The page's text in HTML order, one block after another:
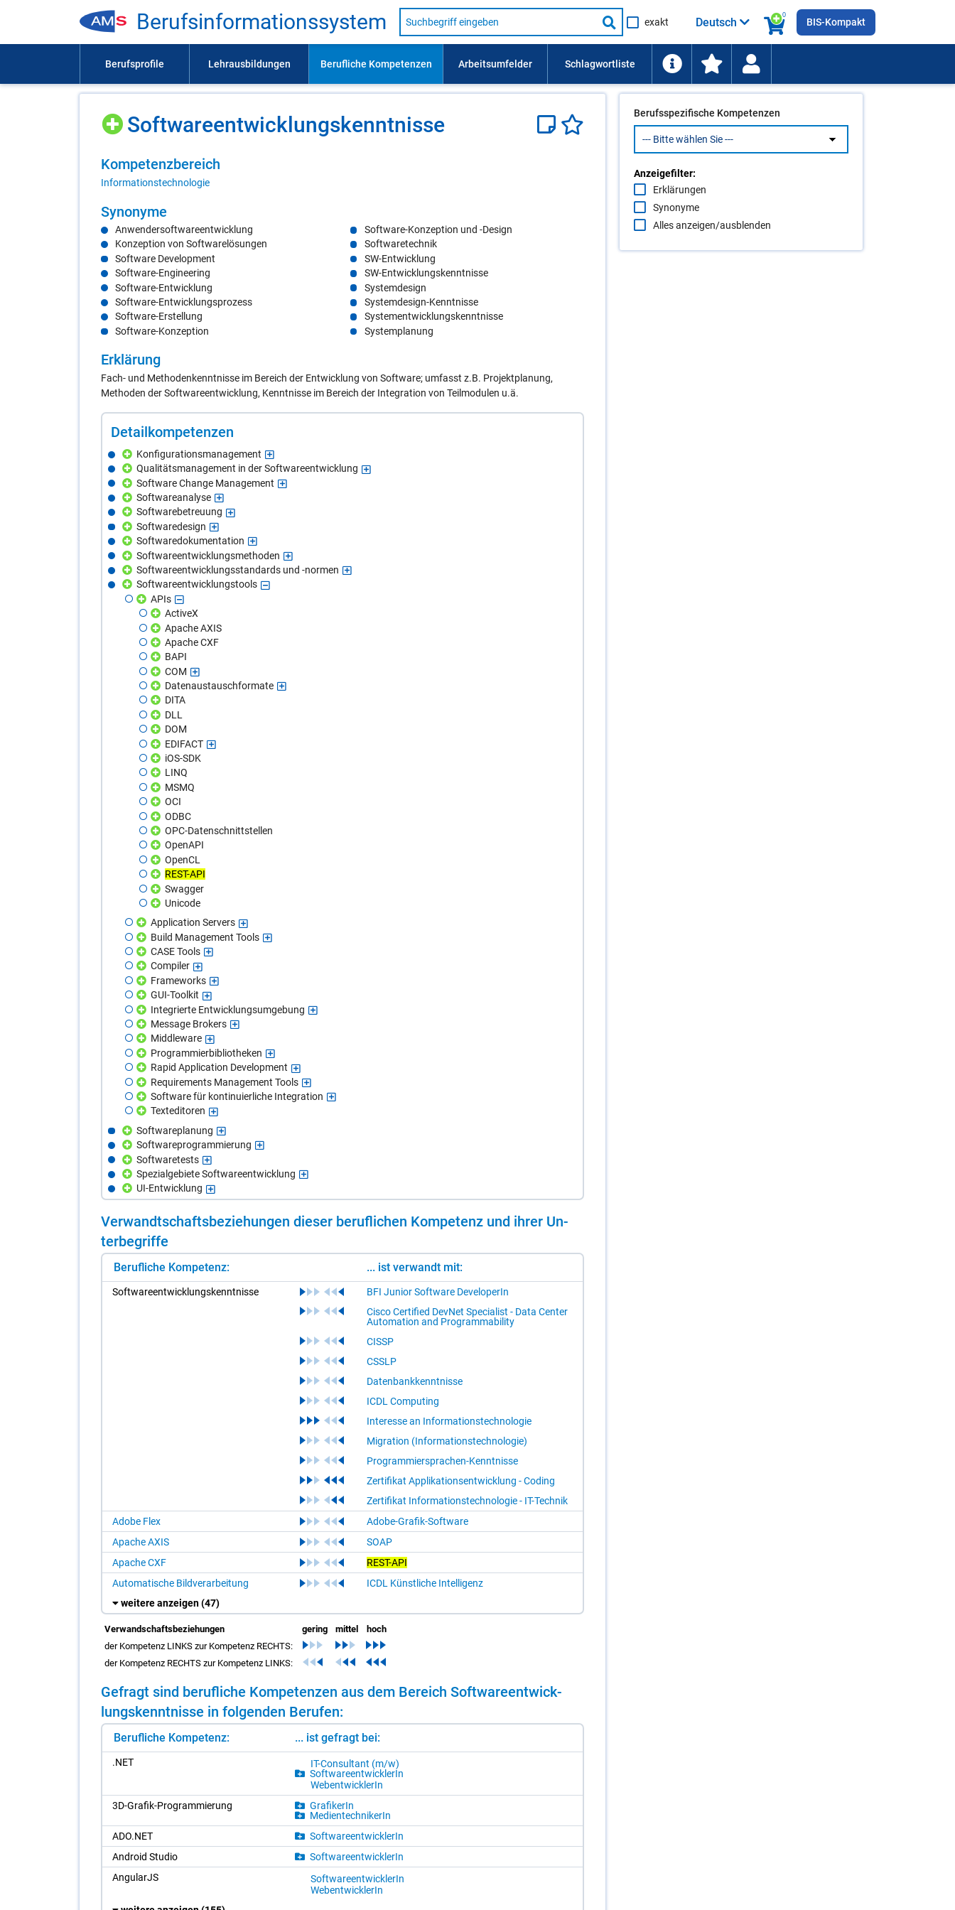
Be­rufs­in­for­ma­ti­ons­sys­tem
Suche
nach
Lehrausbildung,
usw.
Suche
starten
exakt
0
Deutsch BIS-Kompakt
Soft­ware­ent­wick­lungs­kennt­nis­se
Kom­pe­tenz­be­reich
Informationstechnologie
Syn­ony­me
Anwendersoftwareentwicklung
Konzeption von Softwarelösungen
Software Development
Software-Engineering
Software-Entwicklung
Software-Entwicklungsprozess
Software-Erstellung
Software-Konzeption
Software-Konzeption und -Design
Softwaretechnik
SW-Entwicklung
SW-Entwicklungskenntnisse
Systemdesign
Systemdesign-Kenntnisse
Systementwicklungskenntnisse
Systemplanung
Er­klä­rung
Fach- und Methodenkenntnisse im Bereich der Entwicklung von Software; umfasst z.B. Projektplanung,
Methoden der Softwareentwicklung, Kenntnisse im Bereich der Integration von Teilmodulen u.ä.
De­tail­kom­pe­ten­zen
Konfigurationsmanagement
Qualitätsmanagement in der Softwareentwicklung
Software Change Management
Softwareanalyse
Softwarebetreuung
Softwaredesign
Softwaredokumentation
Softwareentwicklungsmethoden
Softwareentwicklungsstandards und -normen
Softwareentwicklungstools
APIs
ActiveX
Apache AXIS
Apache CXF
BAPI
COM
Datenaustauschformate
DITA
DLL
DOM
EDIFACT
iOS-SDK
LINQ
MSMQ
OCI
ODBC
OPC-Datenschnittstellen
OpenAPI
OpenCL
REST-API
Swagger
Unicode
Application Servers
Build Management Tools
CASE Tools
Compiler
Frameworks
GUI-Toolkit
Integrierte Entwicklungsumgebung
Message Brokers
Middleware
Programmierbibliotheken
Rapid Application Development
Requirements Management Tools
Software für kontinuierliche Integration
Texteditoren
Softwareplanung
Softwareprogrammierung
Softwaretests
Spezialgebiete Softwareentwicklung
UI-Entwicklung
Ver­wandt­schafts­be­zie­hun­gen die­ser be­ruf­li­chen Kom­pe­tenz und ih­rer Un­
ter­be­grif­fe
Berufliche Kompetenz: ... ist verwandt mit:
Soft­ware­ent­wick­lungs­kennt­nis­se
BFI Junior Software DeveloperIn
Cisco Certified DevNet Specialist - Data Center
Automation and Programmability
CISSP
CSSLP
Datenbankkenntnisse
ICDL Computing
Interesse an Informationstechnologie
Migration (Informationstechnologie)
Programmiersprachen-Kenntnisse
Zertifikat Applikationsentwicklung - Coding
Zertifikat Informationstechnologie - IT-Technik
Adobe Flex
Adobe-Grafik-Software
Apache AXIS
SOAP
Apache CXF
REST-API
Automatische Bildverarbeitung
ICDL Künstliche Intelligenz
weitere anzeigen(47)
Verwandschaftsbeziehungen gering mittel
hoch
der Kompetenz LINKS zur Kompetenz RECHTS:
der Kompetenz RECHTS zur Kompetenz LINKS:
Ge­fragt sind be­ruf­li­che Kom­pe­ten­zen aus dem Be­reich Soft­ware­ent­wick­
lungs­kennt­nis­se in fol­gen­den Be­ru­fen:
Berufliche Kompetenz: ... ist gefragt bei:
.NET
IT-Con­sul­tant (m/​w)
Soft­ware­ent­wick­le­rIn
Webent­wick­le­rIn
3D-Gra­fik-Pro­gram­mie­rung
Gra­fi­ke­rIn
Me­di­en­tech­ni­ke­rIn
ADO.NET
Soft­ware­ent­wick­le­rIn
An­dro­id Stu­dio
Soft­ware­ent­wick­le­rIn
An­gu­lar­JS
Soft­ware­ent­wick­le­rIn
Webent­wick­le­rIn
Berufsspezifische Kompetenzen
Anzeigefilter:
Erklärungen
Synonyme
Alles anzeigen/ausblenden